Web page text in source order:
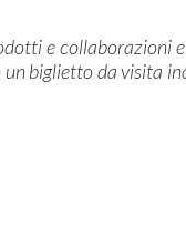
e collaborazioni
biglietto da visita